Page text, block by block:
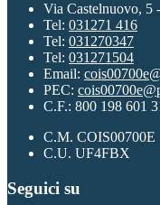
Via Castelnuovo, 5
Tel: 031271 416
Tel: 031270347
Tel: 031271504
Email:
PEC:
C.F.: 800 198 601
C.M. COIS00700E
C.U. UF4FBX
Seguici su